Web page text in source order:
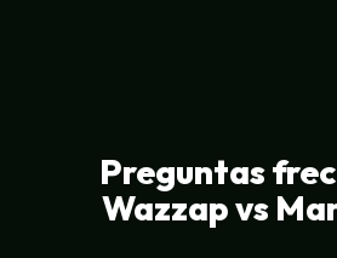
Preguntas
Wazzap vs